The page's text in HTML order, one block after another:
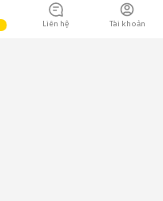
Liên hệ Tài khoản